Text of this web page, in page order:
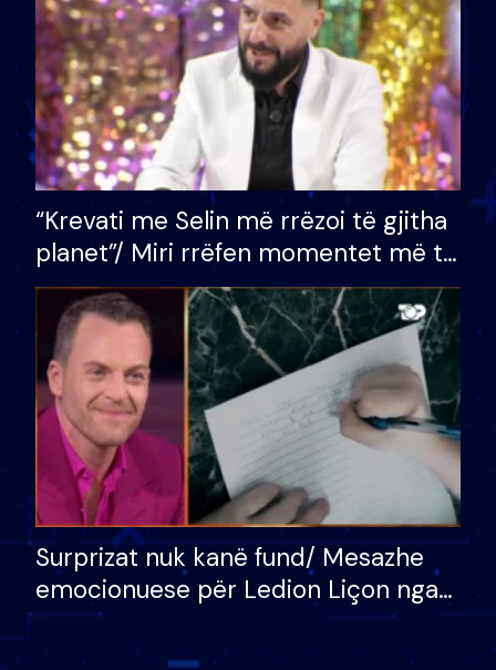
“Krevati me Selin më rrëzoi të gjitha
planet”/ Miri rrëfen momentet më të
bukura në shtëpinë e BB VIP: Do më
mungojë zilja e mëngjesit kur…
Surprizat nuk kanë fund/ Mesazhe
emocionuese për Ledion Liçon nga
nëna dhe fëmijët e tij, moderatori
nuk i mban dot lotët: Nuk meritoj…